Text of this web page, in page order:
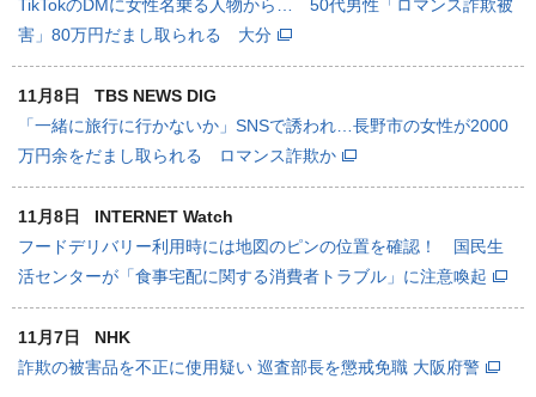
TikTokのDMに女性名乗る人物から… 50代男性「ロマンス詐欺被
害」80万円だまし取られる 大分
11月8日
TBS NEWS DIG
「一緒に旅行に行かないか」SNSで誘われ…長野市の女性が2000
万円余をだまし取られる ロマンス詐欺か
11月8日
INTERNET Watch
フードデリバリー利用時には地図のピンの位置を確認！ 国民生
活センターが「食事宅配に関する消費者トラブル」に注意喚起
11月7日
NHK
詐欺の被害品を不正に使用疑い 巡査部長を懲戒免職 大阪府警